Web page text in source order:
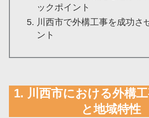
ックポイント
川西市で外構工事を成功さ
ント
1. 川西市における外構
と地域特性